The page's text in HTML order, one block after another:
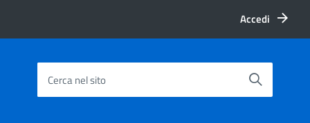
Accedi
Cerca nel sito